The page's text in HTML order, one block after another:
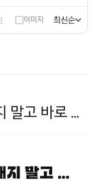
이미지 최신순
당신이 찾던 그 폰트, 헤매지 말고 바로 폰코!
당신이 찾던 그 폰트, 헤매지 말고 바로 폰코!